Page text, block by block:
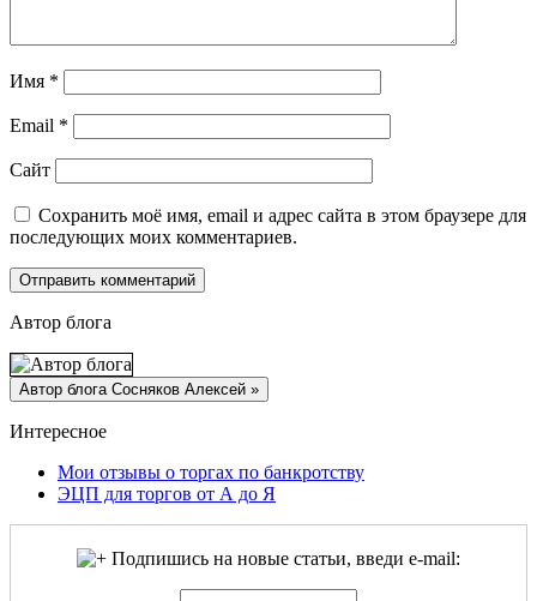
Имя *
Email *
Сайт
Сохранить моё имя, email и адрес сайта в этом браузере для
последующих моих комментариев.
Автор блога
Интересное
Мои отзывы о торгах по банкротству
ЭЦП для торгов от А до Я
Подпишись на новые статьи, введи e-mail: